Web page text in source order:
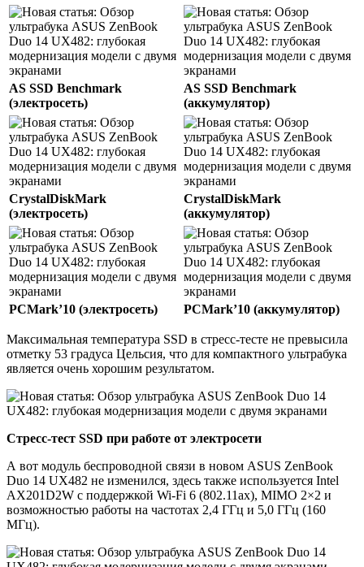
AS SSD Benchmark
(электросеть)
AS SSD Benchmark
(аккумулятор)
CrystalDiskMark
(электросеть)
CrystalDiskMark
(аккумулятор)
PCMark’10 (электросеть) PCMark’10 (аккумулятор)
Максимальная температура SSD в стресс-тесте не превысила
отметку 53 градуса Цельсия, что для компактного ультрабука
является очень хорошим результатом.
Стресс-тест SSD при работе от электросети
А вот модуль беспроводной связи в новом ASUS ZenBook
Duo 14 UX482 не изменился, здесь также используется Intel
AX201D2W с поддержкой Wi-Fi 6 (802.11ax), MIMO 2×2 и
возможностью работы на частотах 2,4 ГГц и 5,0 ГГц (160
МГц).